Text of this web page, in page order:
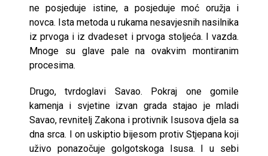
ne posjeduje istine, a posjeduje moć oružja i
novca. Ista metoda u rukama nesavjesnih nasilnika
iz prvoga i iz dvadeset i prvoga stoljeća. I vazda.
Mnoge su glave pale na ovakvim montiranim
procesima.
Drugo, tvrdoglavi Savao. Pokraj one gomile
kamenja i svjetine izvan grada stajao je mladi
Savao, revnitelj Zakona i protivnik Isusova djela sa
dna srca. I on uskiptio bijesom protiv Stjepana koji
uživo ponazočuje golgotskoga Isusa. I u sebi